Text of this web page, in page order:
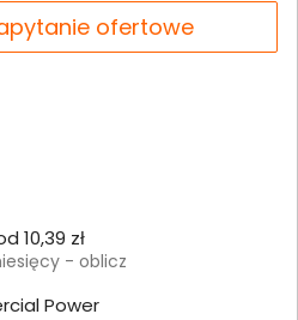
ofertowe
10,39 zł
- oblicz
Power